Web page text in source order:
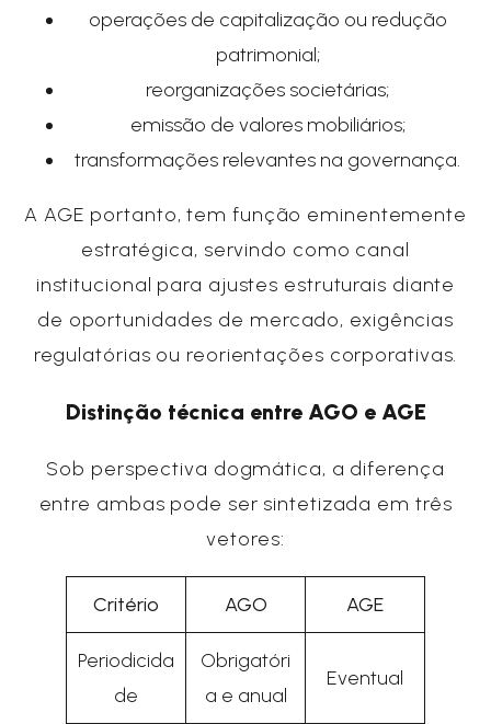
operações de capitalização ou redução
patrimonial;
reorganizações societárias;
emissão de valores mobiliários;
transformações relevantes na governança.
A AGE portanto, tem função eminentemente
estratégica, servindo como canal
institucional para ajustes estruturais diante
de oportunidades de mercado, exigências
regulatórias ou reorientações corporativas.
Distinção técnica entre AGO e AGE
Sob perspectiva dogmática, a diferença
entre ambas pode ser sintetizada em três
vetores:
Critério AGO AGE
Periodicida
de
Obrigatóri
a e anual
Eventual